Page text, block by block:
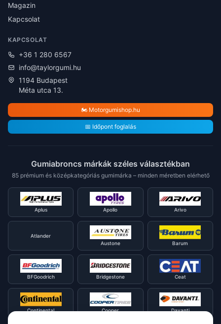
Magazin
Kapcsolat
KAPCSOLAT
+36 1 280 6567
info@taylorgumi.hu
1194 Budapest
Méta utca 13.
🏍️ Motorgumishop.hu
📅 Időpont foglalás
Gumiabroncs márkák széles választékban
85 prémium és középkategóriás gumimárka – minden méretben elérhető
Aplus Apollo Arivo
Atlander
Austone
Barum
BFGoodrich Bridgestone Ceat
Continental Cooper Davanti